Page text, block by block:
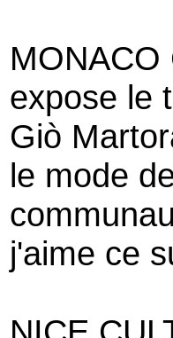
MONACO
expose le
Giò
le mode
j'aime ce